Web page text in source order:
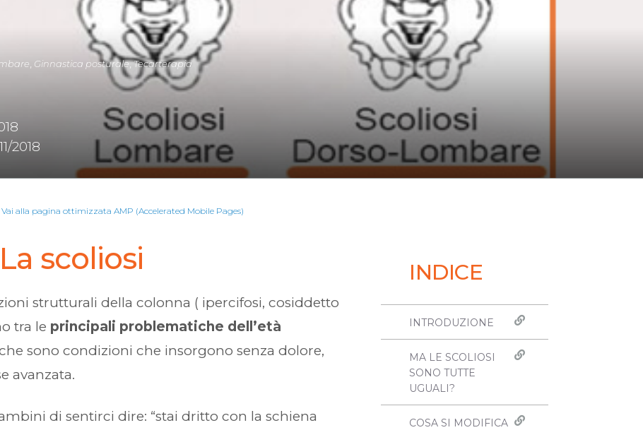
Ginnastica posturale,Tecarterapia
2018
Vai alla pagina ottimizzata AMP (Accelerated Mobile Pages)
scoliosi
strutturali della colonna ( ipercifosi, cosiddetto
tra le principali problematiche dell’età
sono condizioni che insorgono senza dolore,
avanzata.
di sentirci dire: “stai dritto con la schiena
INDICE
INTRODUZIONE
MA LE SCOLIOSI
SONO TUTTE
UGUALI?
COSA SI MODIFICA